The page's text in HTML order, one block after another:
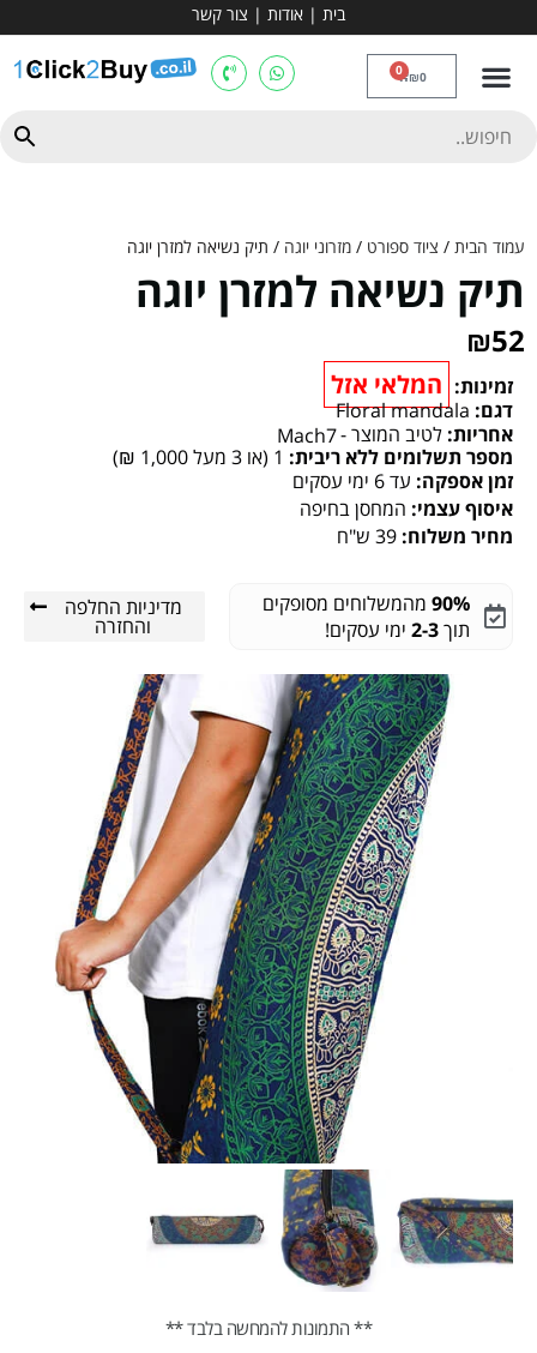
בית | אודות | צור קשר
₪0
0
עמוד הבית / ציוד ספורט / מזרוני יוגה / תיק נשיאה למזרן יוגה
תיק נשיאה למזרן יוגה
₪52
זמינות: המלאי אזל
דגם: Floral mandala
אחריות: לטיב המוצר -Mach7
מספר תשלומים ללא ריבית: 1 (או 3 מעל 1,000 ₪)
זמן אספקה: עד 6 ימי עסקים
איסוף עצמי: המחסן בחיפה
מחיר משלוח: 39 ש"ח
90% מהמשלוחים מסופקים
תוך2-3 ימי עסקים!
מדיניות החלפה
והחזרה
** התמונות להמחשה בלבד **